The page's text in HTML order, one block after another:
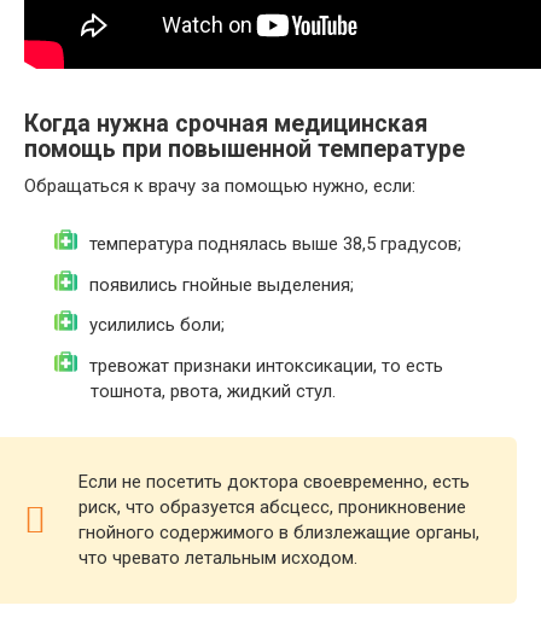
Когда нужна срочная медицинская
помощь при повышенной температуре
Обращаться к врачу за помощью нужно, если:
температура поднялась выше 38,5 градусов;
появились гнойные выделения;
усилились боли;
тревожат признаки интоксикации, то есть
тошнота, рвота, жидкий стул.
Если не посетить доктора своевременно, есть
риск, что образуется абсцесс, проникновение
гнойного содержимого в близлежащие органы,
что чревато летальным исходом.